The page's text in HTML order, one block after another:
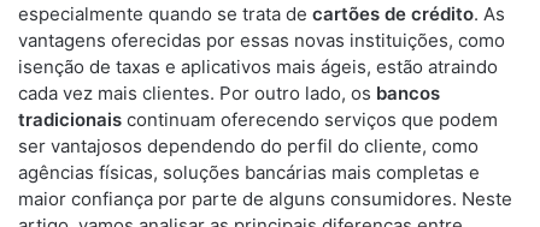
especialmente quando se trata de cartões de crédito. As
vantagens oferecidas por essas novas instituições, como
isenção de taxas e aplicativos mais ágeis, estão atraindo
cada vez mais clientes. Por outro lado, os bancos
tradicionais continuam oferecendo serviços que podem
ser vantajosos dependendo do perfil do cliente, como
agências físicas, soluções bancárias mais completas e
maior confiança por parte de alguns consumidores. Neste